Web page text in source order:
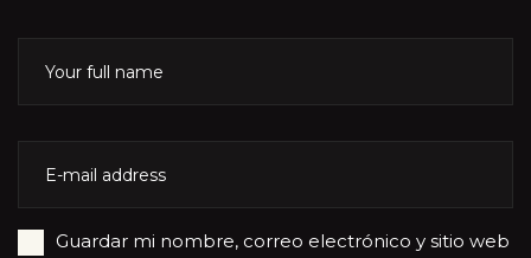
Guardar mi nombre, correo electrónico y sitio web